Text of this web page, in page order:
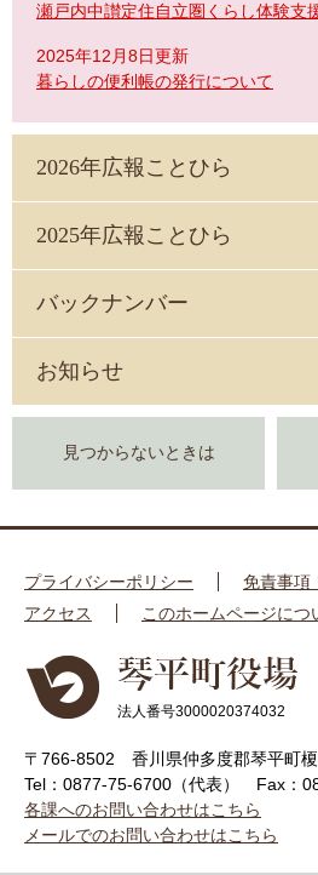
瀬戸内中讃定住自立圏くらし体験支
2025年12月8日更新
暮らしの便利帳の発行について
2026年広報ことひら
2025年広報ことひら
バックナンバー
お知らせ
見つからないときは
プライバシーポリシー
免責事項
アクセス
このホームページにつ
法人番号3000020374032
〒766-8502 香川県仲多度郡琴平町
Tel：0877-75-6700（代表）
Fax：
各課へのお問い合わせはこちら
メールでのお問い合わせはこちら